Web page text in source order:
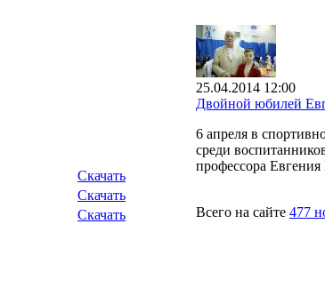
Скачать
Скачать
Скачать
25.04.2014 12:00
Двойной юбилей
6 апреля в
среди
профессора Евгения
Всего на сайте 477